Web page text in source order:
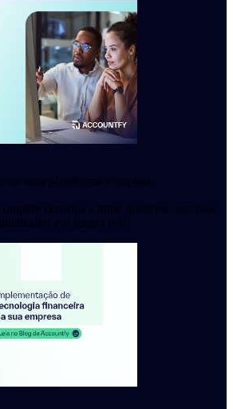
uma plataforma completa.
cenários e tome decisões com base
em tempo real.